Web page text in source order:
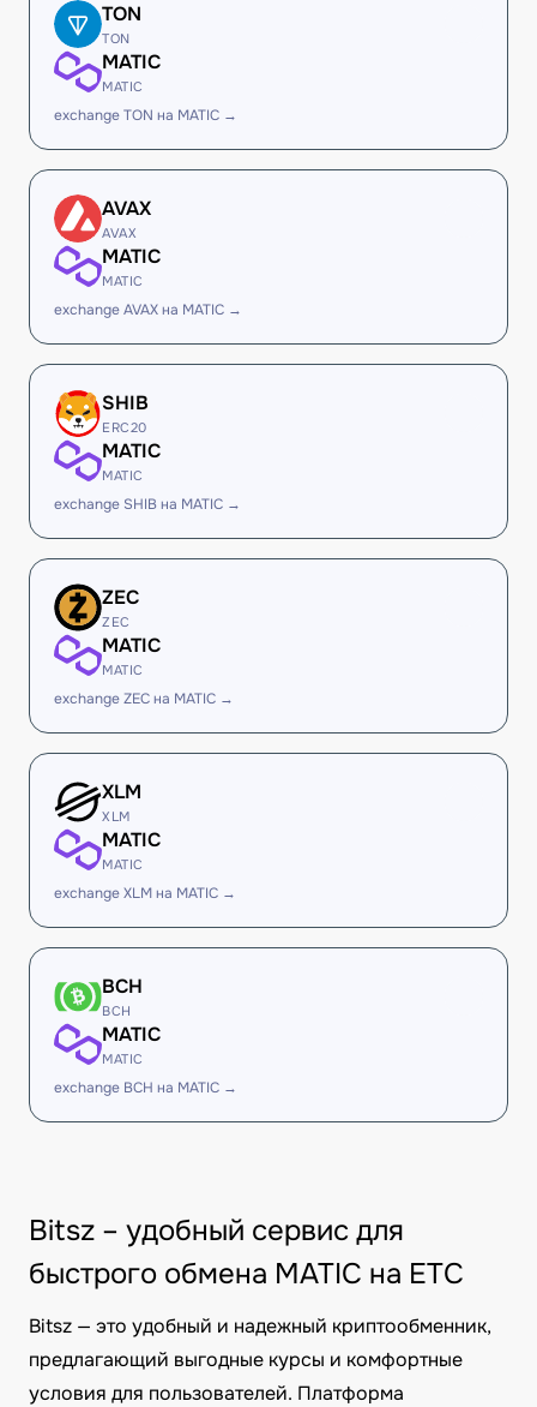
TON
TON
MATIC
MATIC
exchange TON на MATIC →
AVAX
AVAX
MATIC
MATIC
exchange AVAX на MATIC →
SHIB
ERC20
MATIC
MATIC
exchange SHIB на MATIC →
ZEC
ZEC
MATIC
MATIC
exchange ZEC на MATIC →
XLM
XLM
MATIC
MATIC
exchange XLM на MATIC →
BCH
BCH
MATIC
MATIC
exchange BCH на MATIC →
Bitsz – удобный сервис для
быстрого обмена MATIC на ETC
Bitsz — это удобный и надежный криптообменник,
предлагающий выгодные курсы и комфортные
условия для пользователей. Платформа